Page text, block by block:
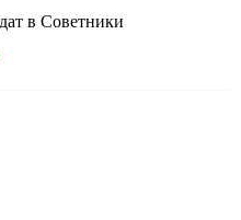
в Советники